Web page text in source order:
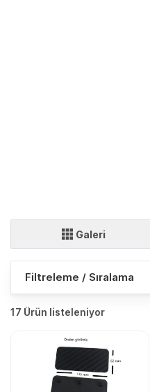
Galeri
Filtreleme / Sıralama
17 Ürün listeleniyor